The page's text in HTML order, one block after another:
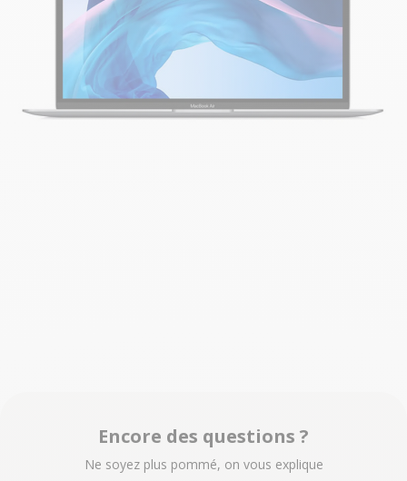
Encore des questions ?
Ne soyez plus pommé, on vous explique